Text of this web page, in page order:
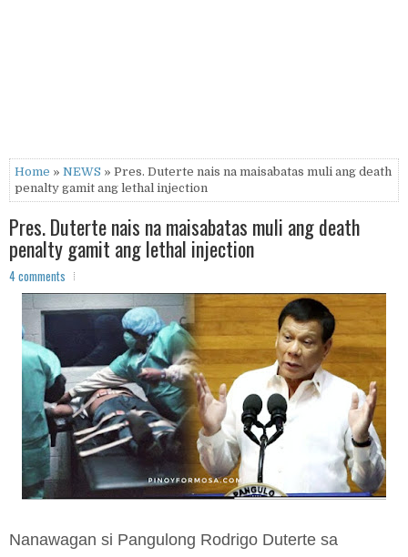
Home » NEWS » Pres. Duterte nais na maisabatas muli ang death
penalty gamit ang lethal injection
Pres. Duterte nais na maisabatas muli ang death
penalty gamit ang lethal injection
4 comments
Nanawagan si Pangulong Rodrigo Duterte sa